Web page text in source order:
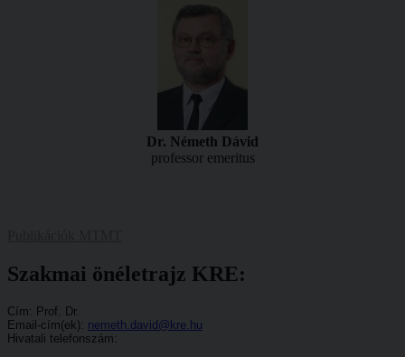
Dr. Németh Dávid
professor emeritus
Szakmai önéletrajz KRE:
Cím: Prof. Dr.
Email-cím(ek): nemeth.david@kre.hu
Hivatali telefonszám: